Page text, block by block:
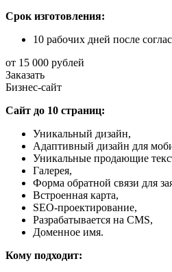
Срок изготовления:
10 рабочих дней после
от 15 000 рублей
Заказать
Бизнес-сайт
Сайт до 10 страниц:
Уникальный дизайн,
Адаптивный дизайн для
Уникальные продающие
Галерея,
Форма обратной связи для
Встроенная карта,
SEO-проектирование,
Разрабатывается на CMS,
Доменное имя.
Кому подходит: